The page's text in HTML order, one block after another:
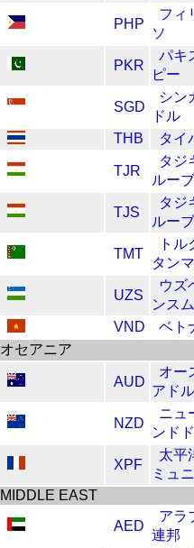
PHP
フィ
ソ
PKR
パキ
ピー
SGD
シン
ドル
THB
タイ
TJR
タジ
ルー
TJS
タジ
ルー
TMT
ト
タン
UZS
ウズ
ンスム
VND
ベト
オセアニア
AUD
オー
アドル
NZD
ニュ
ンド
XPF
太平
ミュ
MIDDLE EAST
AED
アラ
連邦